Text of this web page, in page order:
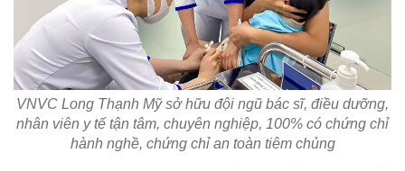
VNVC Long Thạnh Mỹ sở hữu đội ngũ bác sĩ, điều dưỡng,
nhân viên y tế tận tâm, chuyên nghiệp, 100% có chứng chỉ
hành nghề, chứng chỉ an toàn tiêm chủng